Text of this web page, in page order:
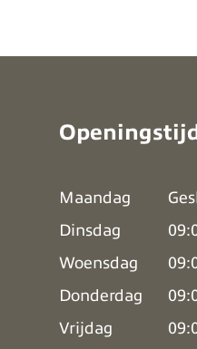
Maandag
Dinsdag
Woensdag
Donderdag
Vrijdag